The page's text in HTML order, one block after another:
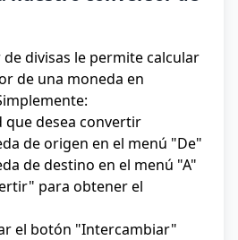
divisas le permite calcular
de una moneda en
que desea convertir
de origen en el menú "De"
de destino en el menú "A"
para obtener el
el botón "Intercambiar"